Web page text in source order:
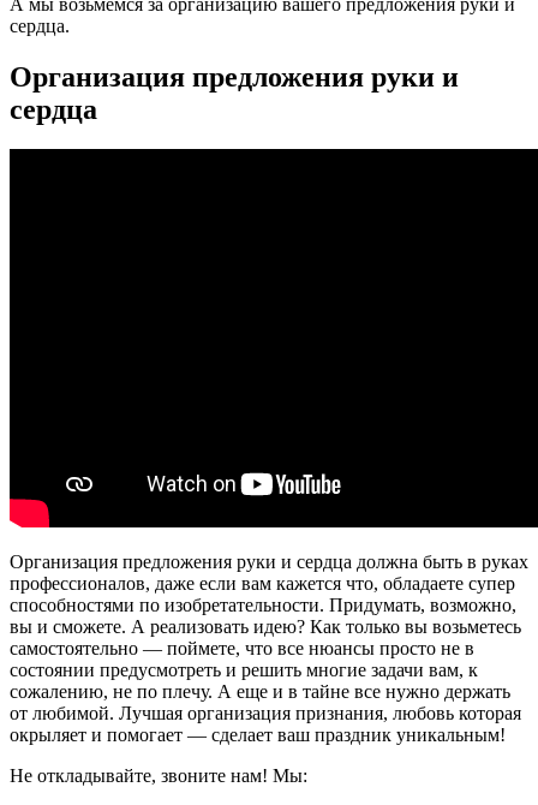
сердца.
Организация предложения руки и
сердца
Организация предложения руки и сердца должна быть в руках
профессионалов, даже если вам кажется что, обладаете супер
способностями по изобретательности. Придумать, возможно,
вы и сможете. А реализовать идею? Как только вы возьметесь
самостоятельно — поймете, что все нюансы просто не в
состоянии предусмотреть и решить многие задачи вам, к
сожалению, не по плечу. А еще и в тайне все нужно держать
от любимой. Лучшая организация признания, любовь которая
окрыляет и помогает — сделает ваш праздник уникальным!
Не откладывайте, звоните нам! Мы: